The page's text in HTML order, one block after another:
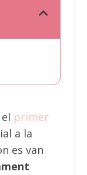
primer
a la
es van